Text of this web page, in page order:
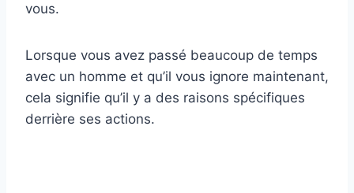
vous.
Lorsque vous avez passé beaucoup de temps
avec un homme et qu’il vous ignore maintenant,
cela signifie qu’il y a des raisons spécifiques
derrière ses actions.